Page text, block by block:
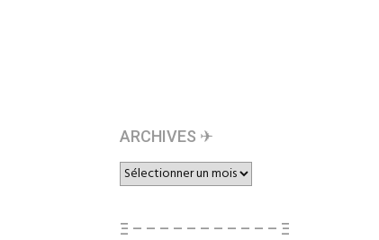
ARCHIVES ✈︎
ARCHIVES
✈︎
Ξ – – – – – – – – – – – Ξ